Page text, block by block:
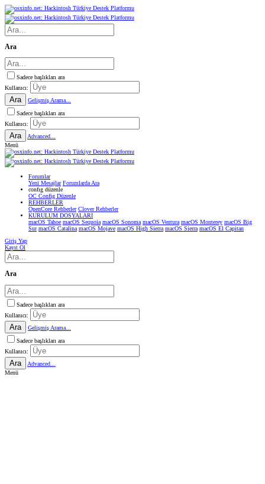
Ara
Sadece başlıkları ara
Kullanıcı:
Ara
Gelişmiş Arama...
Sadece başlıkları ara
Kullanıcı:
Ara
Advanced...
Menü
Forumlar
Yeni Mesajlar Forumlarda Ara
confıg düzenle
OC Config Düzenle
REHBERLER
OpenCore Rehberler Clover Rehberler
KURULUM DOSYALARI
macOS Tahoe macOS Sequoia macOS Sonoma macOS Ventura macOS Monterey macOS Big
Sur macOS Catalina macOS Mojave macOS High Sierra macOS Sierra macOS El Capitan
Giriş Yap
Kayıt Ol
Ara
Sadece başlıkları ara
Kullanıcı:
Ara
Gelişmiş Arama...
Sadece başlıkları ara
Kullanıcı:
Ara
Advanced...
Menü